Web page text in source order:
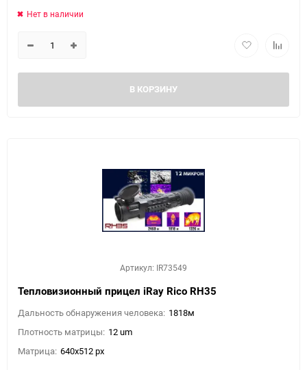
Нет в наличии
В КОРЗИНУ
Артикул: IR73549
Тепловизионный прицел iRay Rico RH35
Дальность обнаружения человека: 1818м
Плотность матрицы: 12 um
Матрица: 640x512 px